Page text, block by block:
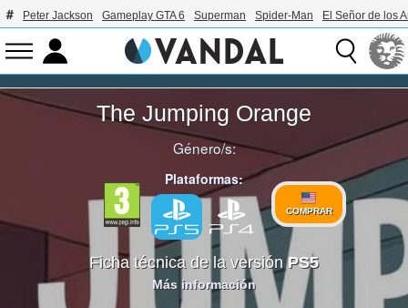
Peter Jackson Gameplay GTA 6 Superman Spider-Man El Señor de los
The Jumping Orange
Género/s:
Plataformas:
COMPRAR
Ficha técnica de la versiónPS5
Más información